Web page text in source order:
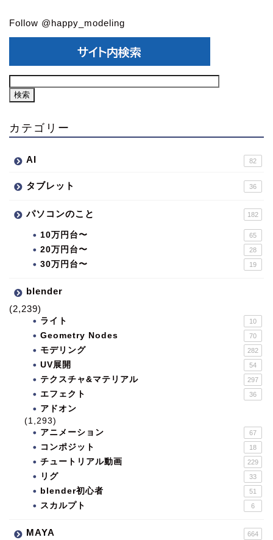
Follow @happy_modeling
カテゴリー
AI 82
タブレット 36
パソコンのこと 182
10万円台〜 65
20万円台〜 28
30万円台〜 19
blender
(2,239)
ライト 10
Geometry Nodes 70
モデリング 282
UV展開 54
テクスチャ&マテリアル 297
エフェクト 36
アドオン
(1,293)
アニメーション
67
コンポジット 18
チュートリアル動画 229
リグ 33
blender初心者 51
スカルプト 6
MAYA 664